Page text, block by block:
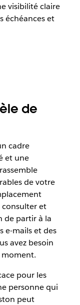
visibilité claire
échéances et
de
cadre
et une
de votre
et
de partir à la
e-mails et des
avez besoin
moment.
pour les
personne qui
peut